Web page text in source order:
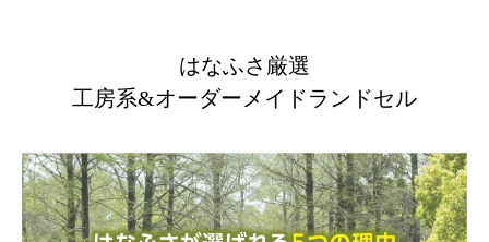
はなふさ厳選
工房系&オーダーメイドランドセル